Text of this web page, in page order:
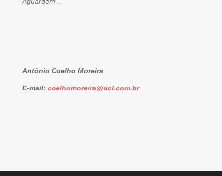
Antônio Coelho Moreira
E-mail: coelhomoreira@uol.com.br